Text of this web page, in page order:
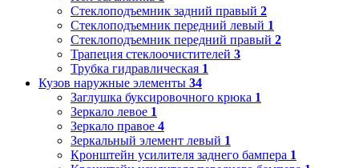
Стеклоподъемник задний правый 2
Стеклоподъемник передний левый 1
Стеклоподъемник передний правый 2
Трапеция стеклоочистителей 3
Трубка гидравлическая 1
Кузов наружные элементы 34
Заглушка буксировочного крюка 1
Зеркало левое 1
Зеркало правое 4
Зеркальный элемент левый 1
Кронштейн усилителя заднего бампера 1